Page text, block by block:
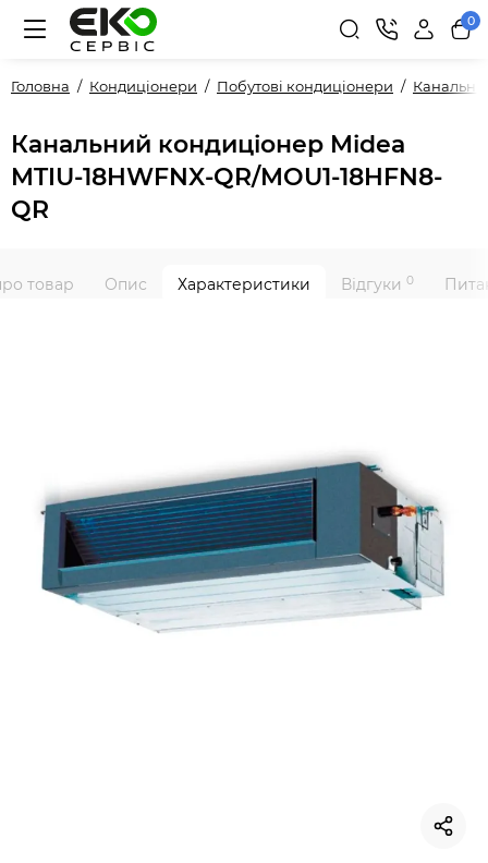
0
Головна Кондиціонери Побутові кондиціонери Канальні
Канальний кондиціонер Midea
MTIU-18HWFNX-QR/MOU1-18HFN8-
QR
товар Опис Характеристики Відгуки 0